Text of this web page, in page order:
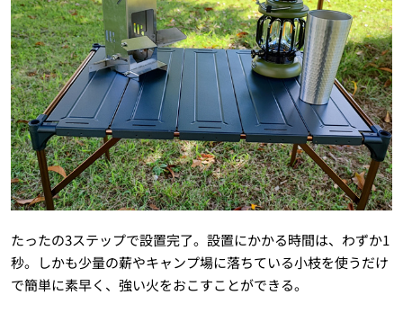
たったの3ステップで設置完了。設置にかかる時間は、わずか1
秒。しかも少量の薪やキャンプ場に落ちている小枝を使うだけ
で簡単に素早く、強い火をおこすことができる。